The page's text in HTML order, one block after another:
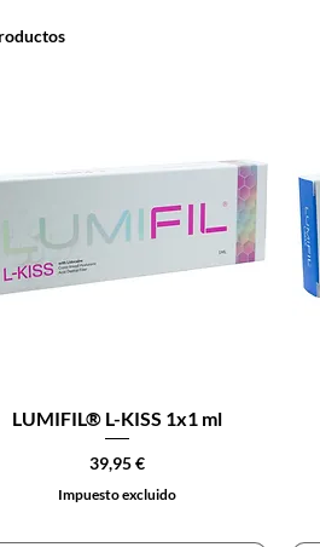
LUMIFIL® L-KISS 1x1 ml
Precio
39,95 €
Impuesto excluido